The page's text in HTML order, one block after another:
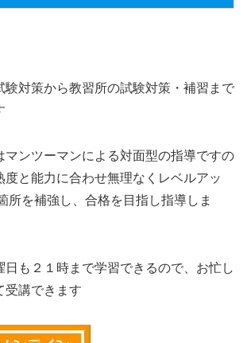
験対策から教習所の試験対策・補習まで
マンツーマンによる対面型の指導ですの
度と能力に合わせ無理なくレベルアッ
所を補強し、合格を目指し指導しま
日も２１時まで学習できるので、お忙し
受講できます